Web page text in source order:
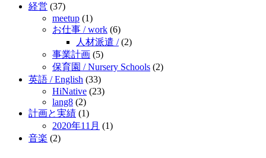
経営 (37)
meetup (1)
お仕事 / work (6)
人材派遣 /(2)
事業計画 (5)
保育園 / Nursery Schools (2)
英語 / English (33)
HiNative (23)
lang8 (2)
計画と実績 (1)
2020年11月 (1)
音楽 (2)